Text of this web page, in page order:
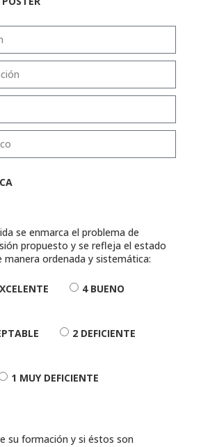
se enmarca el problema de
propuesto y se refleja el estado
ordenada y sistemática:
4 BUENO
2 DEFICIENTE
1 MUY DEFICIENTE
su formación y si éstos son